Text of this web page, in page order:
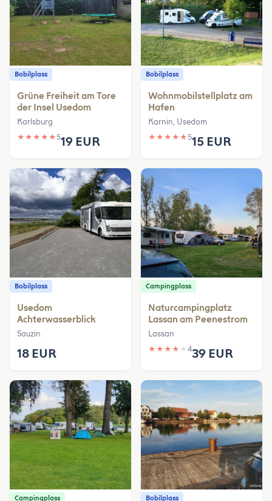
Bobilplass
Grüne Freiheit am Tore
der Insel Usedom
Karlsburg
★ ★ ★ ★ ★519 EUR
Bobilplass
Wohnmobilstellplatz am
Hafen
Karnin, Usedom
★ ★ ★ ★ ★515 EUR
Bobilplass
Usedom
Achterwasserblick
Sauzin
18 EUR
Campingplass
Naturcampingplatz
Lassan am Peenestrom
Lassan
★ ★ ★ ★ ★ 439 EUR
Campingplass Bobilplass